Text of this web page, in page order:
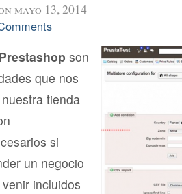
mayo 13, 2014
son
que nos
tienda
si
un negocio
incluidos